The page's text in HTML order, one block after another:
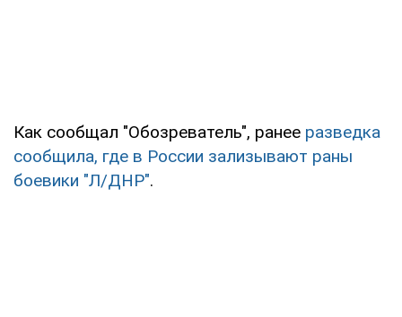
Как сообщал "Обозреватель", ранее разведка
сообщила, где в России зализывают раны
боевики "Л/ДНР".